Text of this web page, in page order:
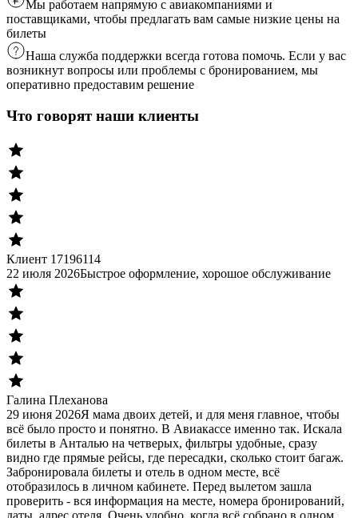
Мы работаем напрямую с авиакомпаниями и
поставщиками, чтобы предлагать вам самые низкие цены на
билеты
Наша служба поддержки всегда готова помочь. Если у вас
возникнут вопросы или проблемы с бронированием, мы
оперативно предоставим решение
Что говорят наши клиенты
Клиент 17196114
22 июля 2026Быстрое оформление, хорошое обслуживание
Галина Плеханова
29 июня 2026Я мама двоих детей, и для меня главное, чтобы
всё было просто и понятно. В Авиакассе именно так. Искала
билеты в Анталью на четверых, фильтры удобные, сразу
видно где прямые рейсы, где пересадки, сколько стоит багаж.
Забронировала билеты и отель в одном месте, всё
отобразилось в личном кабинете. Перед вылетом зашла
проверить - вся информация на месте, номера бронирований,
даты, адрес отеля. Очень удобно, когда всё собрано в одном